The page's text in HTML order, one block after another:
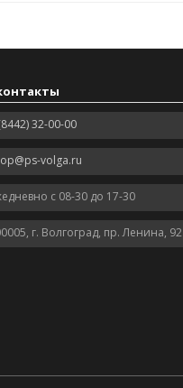
32-00-00
volga.ru
с 08-30 до 17-30
г. Волгоград, пр. Ленина, 92